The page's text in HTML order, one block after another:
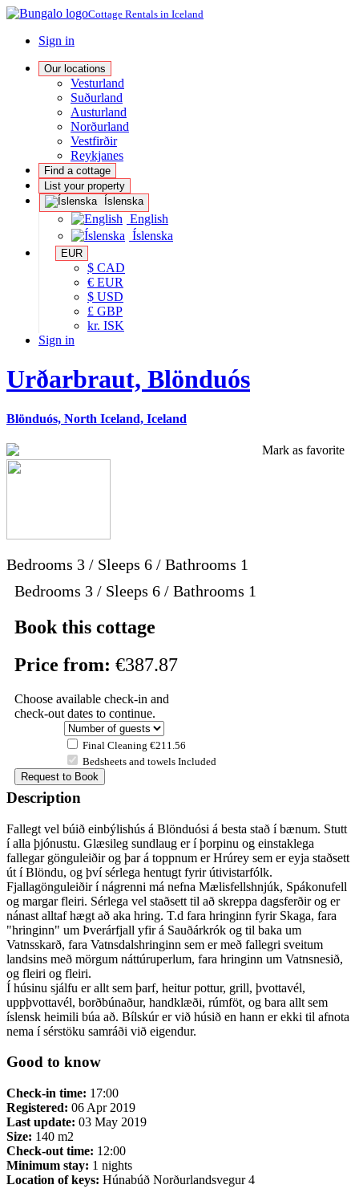
Cottage Rentals in Iceland
Sign in
Our locations
Vesturland
Suðurland
Austurland
Norðurland
Vestfirðir
Reykjanes
Find a cottage
List your property
Íslenska
English
Íslenska
EUR
$ CAD
€ EUR
$ USD
£ GBP
kr. ISK
Sign in
Urðarbraut, Blönduós
Blönduós, North Iceland, Iceland
Mark as favorite
Bedrooms 3 / Sleeps 6 / Bathrooms 1
Bedrooms 3 / Sleeps 6 / Bathrooms 1
Book this cottage
Price from: €387.87
Choose available check-in and
check-out dates to continue.
Final Cleaning €211.56
Bedsheets and towels Included
Description
Fallegt vel búið einbýlishús á Blönduósi á besta stað í bænum. Stutt
í alla þjónustu. Glæsileg sundlaug er í þorpinu og einstaklega
fallegar gönguleiðir og þar á toppnum er Hrúrey sem er eyja staðsett
út í Blöndu, og því sérlega hentugt fyrir útivistarfólk.
Fjallagönguleiðir í nágrenni má nefna Mælisfellshnjúk, Spákonufell
og margar fleiri. Sérlega vel staðsett til að skreppa dagsferðir og er
nánast alltaf hægt að aka hring. T.d fara hringinn fyrir Skaga, fara
"hringinn" um Þverárfjall yfir á Sauðárkrók og til baka um
Vatnsskarð, fara Vatnsdalshringinn sem er með fallegri sveitum
landsins með mörgum náttúruperlum, fara hringinn um Vatnsnesið,
og fleiri og fleiri.
Í húsinu sjálfu er allt sem þarf, heitur pottur, grill, þvottavél,
uppþvottavél, borðbúnaður, handklæði, rúmföt, og bara allt sem
íslensk heimili búa að. Bílskúr er við húsið en hann er ekki til afnota
nema í sérstöku samráði við eigendur.
Good to know
Check-in time: 17:00
Registered: 06 Apr 2019
Last update: 03 May 2019
Size: 140 m2
Check-out time: 12:00
Minimum stay: 1 nights
Location of keys: Húnabúð Norðurlandsvegur 4